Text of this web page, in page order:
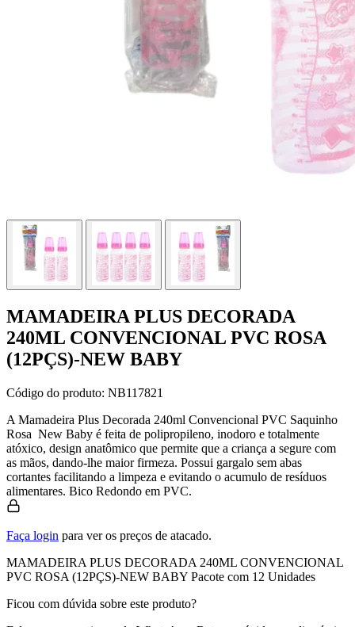
MAMADEIRA PLUS DECORADA
240ML CONVENCIONAL PVC ROSA
(12PÇS)-NEW BABY
Código do produto: NB117821
A Mamadeira Plus Decorada 240ml Convencional PVC Saquinho
Rosa New Baby é feita de polipropileno, inodoro e totalmente
atóxico, design anatômico que permite que a criança a segure com
as mãos, dando-lhe maior firmeza. Possui gargalo sem abas
cortantes facilitando a limpeza e evitando o acumulo de resíduos
alimentares. Bico Redondo em PVC.
Faça login para ver os preços de atacado.
MAMADEIRA PLUS DECORADA 240ML CONVENCIONAL
PVC ROSA (12PÇS)-NEW BABY Pacote com 12 Unidades
Ficou com dúvida sobre este produto?